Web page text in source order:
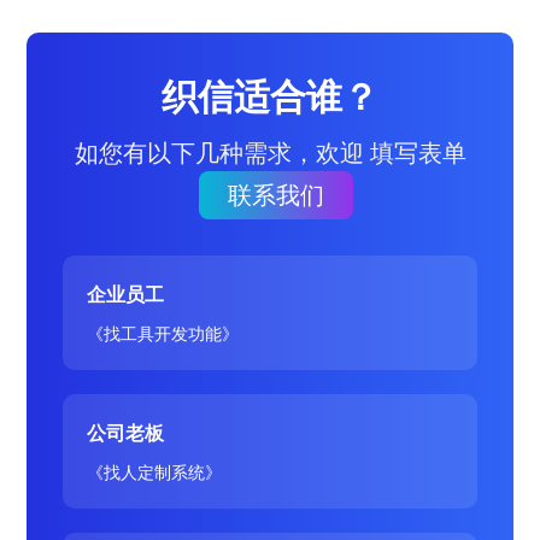
织信适合谁？
如您有以下几种需求，欢迎 填写表单
联系我们
企业员工
《找工具开发功能》
公司老板
《找人定制系统》